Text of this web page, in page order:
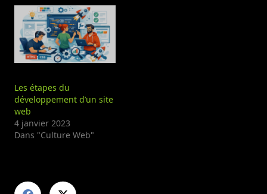
est souvent utilisé en
combinaison avec PHP et
MySQL. Nginx : un
serveur web open-
source qui a gagné…
Les étapes du
développement d’un site
web
4 janvier 2023
Dans "Culture Web"